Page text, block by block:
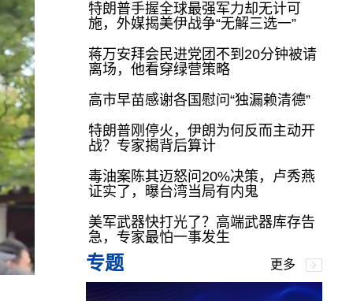
特朗普手握全球最强军力却无计可
施，外媒揭美伊战争“无解三选一”
蒋万安拜会民进党团不到20分钟被请
离场，他看穿绿营策略
高市早苗感谢各国慰问“独漏赖清德”
特朗普刚停火，伊朗为何反而主动开
战？专家揭背后算计
毒油案陈其迈怒问20%决策，卢秀燕
证实了，曝台湾当局有内鬼
美军武器快打光了？高端武器库存告
急，专家最怕一事发生
专题 更多